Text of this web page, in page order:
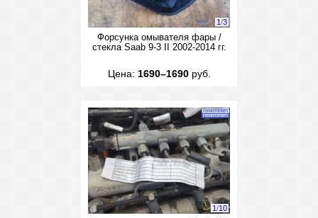
1/3
Форсунка омывателя фары /
стекла Saab 9-3 II 2002-2014 гг.
Цена: 1690–1690руб.
1/10